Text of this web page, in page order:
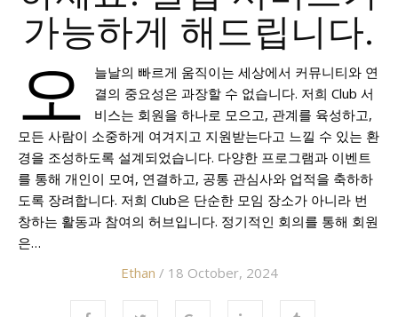
가능하게 해드립니다.
오
늘날의 빠르게 움직이는 세상에서 커뮤니티와 연
결의 중요성은 과장할 수 없습니다. 저희 Club 서
비스는 회원을 하나로 모으고, 관계를 육성하고,
모든 사람이 소중하게 여겨지고 지원받는다고 느낄 수 있는 환
경을 조성하도록 설계되었습니다. 다양한 프로그램과 이벤트
를 통해 개인이 모여, 연결하고, 공통 관심사와 업적을 축하하
도록 장려합니다. 저희 Club은 단순한 모임 장소가 아니라 번
창하는 활동과 참여의 허브입니다. 정기적인 회의를 통해 회원
은…
Ethan / 18 October, 2024